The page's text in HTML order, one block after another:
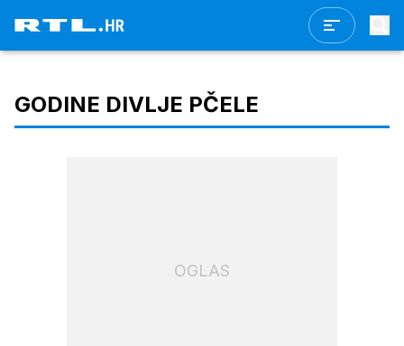
GODINE DIVLJE PČELE
OGLAS